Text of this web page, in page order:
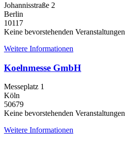
Johannisstraße 2
Berlin
10117
Keine bevorstehenden Veranstaltungen
Weitere Informationen
Koelnmesse GmbH
Messeplatz 1
Köln
50679
Keine bevorstehenden Veranstaltungen
Weitere Informationen